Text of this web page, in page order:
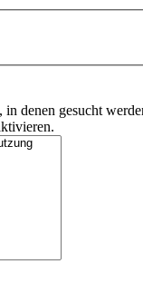
in denen gesucht